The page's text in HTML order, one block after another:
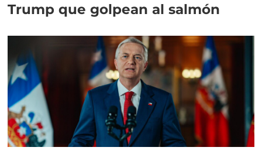
Trump que golpean al salmón